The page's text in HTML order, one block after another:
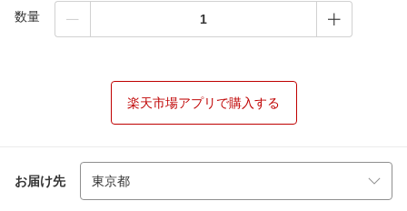
数量
楽天市場アプリで購入する
お届け先